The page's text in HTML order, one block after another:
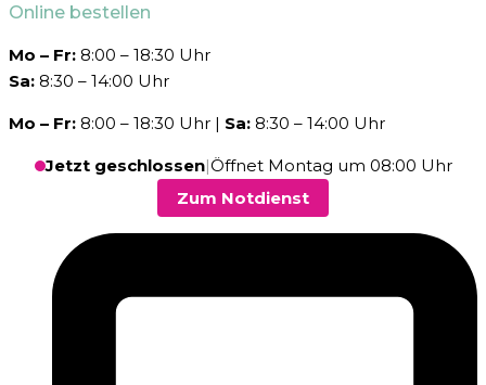
Online bestellen
Mo – Fr: 8:00 – 18:30 Uhr
Sa: 8:30 – 14:00 Uhr
Mo – Fr: 8:00 – 18:30 Uhr | Sa: 8:30 – 14:00 Uhr
Jetzt geschlossen|Öffnet Montag um 08:00 Uhr
Zum Notdienst